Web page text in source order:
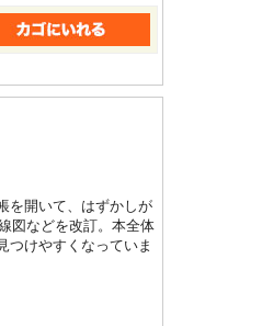
を開いて、はずかしが
図などを改訂。本全体
つけやすくなっていま